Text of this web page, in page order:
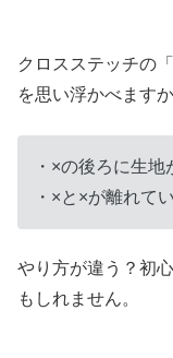
クロスステッチの
を思い浮かべます
・×の後ろに生
・×と×が離れて
やり方が違う？初
もしれません。